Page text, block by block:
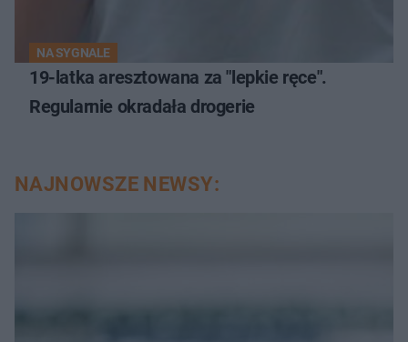
NA SYGNALE
19-latka aresztowana za "lepkie ręce".
Regularnie okradała drogerie
NAJNOWSZE NEWSY: